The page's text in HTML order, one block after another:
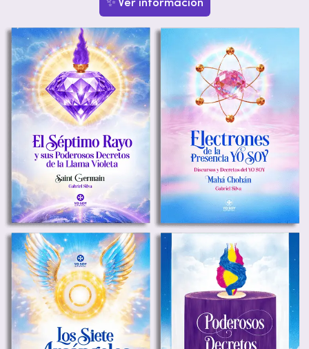
✨ Ver información